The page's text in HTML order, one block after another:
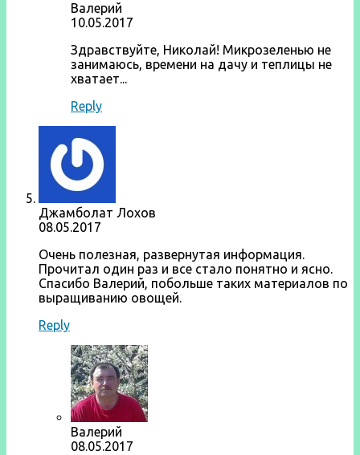
Валерий
10.05.2017
Здравствуйте, Николай! Микрозеленью не
занимаюсь, времени на дачу и теплицы не
хватает...
Reply
Джамболат Лохов
08.05.2017
Очень полезная, развернутая информация.
Прочитал один раз и все стало понятно и ясно.
Спасибо Валерий, побольше таких материалов по
выращиванию овощей.
Reply
Валерий
08.05.2017